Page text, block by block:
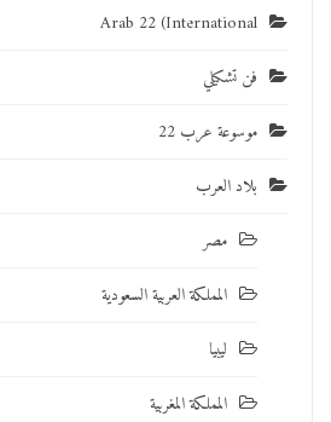
Arab 22 (International
فن تشكيلي
موسوعة عرب 22
بلاد العرب
مصر
المملكة العربية السعودية
ليبيا
المملكة المغربية